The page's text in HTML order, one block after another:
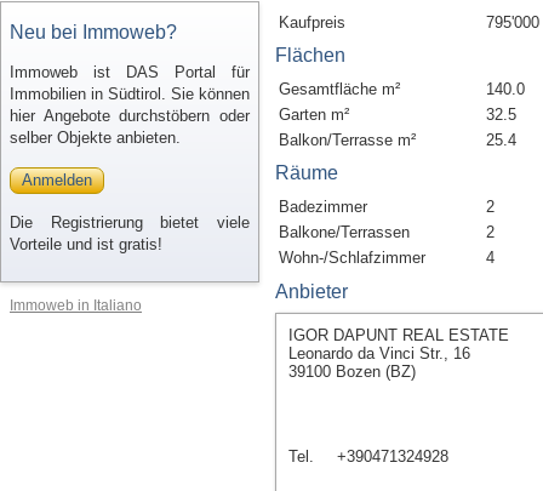
Neu bei Immoweb?
Immoweb ist DAS Portal für
Immobilien in Südtirol. Sie können
hier Angebote durchstöbern oder
selber Objekte anbieten.
Anmelden
Die Registrierung bietet viele
Vorteile und ist gratis!
Immoweb in Italiano
Kaufpreis 795'000
Flächen
Gesamtfläche m²
140.0
Garten m²
32.5
Balkon/Terrasse m²
25.4
Räume
Badezimmer
2
Balkone/Terrassen
2
Wohn-/Schlafzimmer
4
Anbieter
IGOR DAPUNT REAL ESTATE
Leonardo da Vinci Str., 16
39100 Bozen (BZ)
Tel. +390471324928